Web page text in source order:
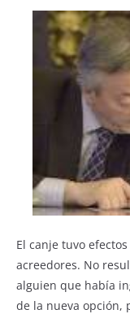
El canje tuvo
acreedores. No
alguien que había
de la nueva opción,